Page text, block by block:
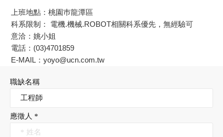
上班地點：桃園巿龍潭區
科系限制： 電機.機械.ROBOT相關科系優先，無經驗可
意洽：姚小姐
電話：(03)4701859
E-MAIL：yoyo@ucn.com.tw
職缺名稱
應徵人 *